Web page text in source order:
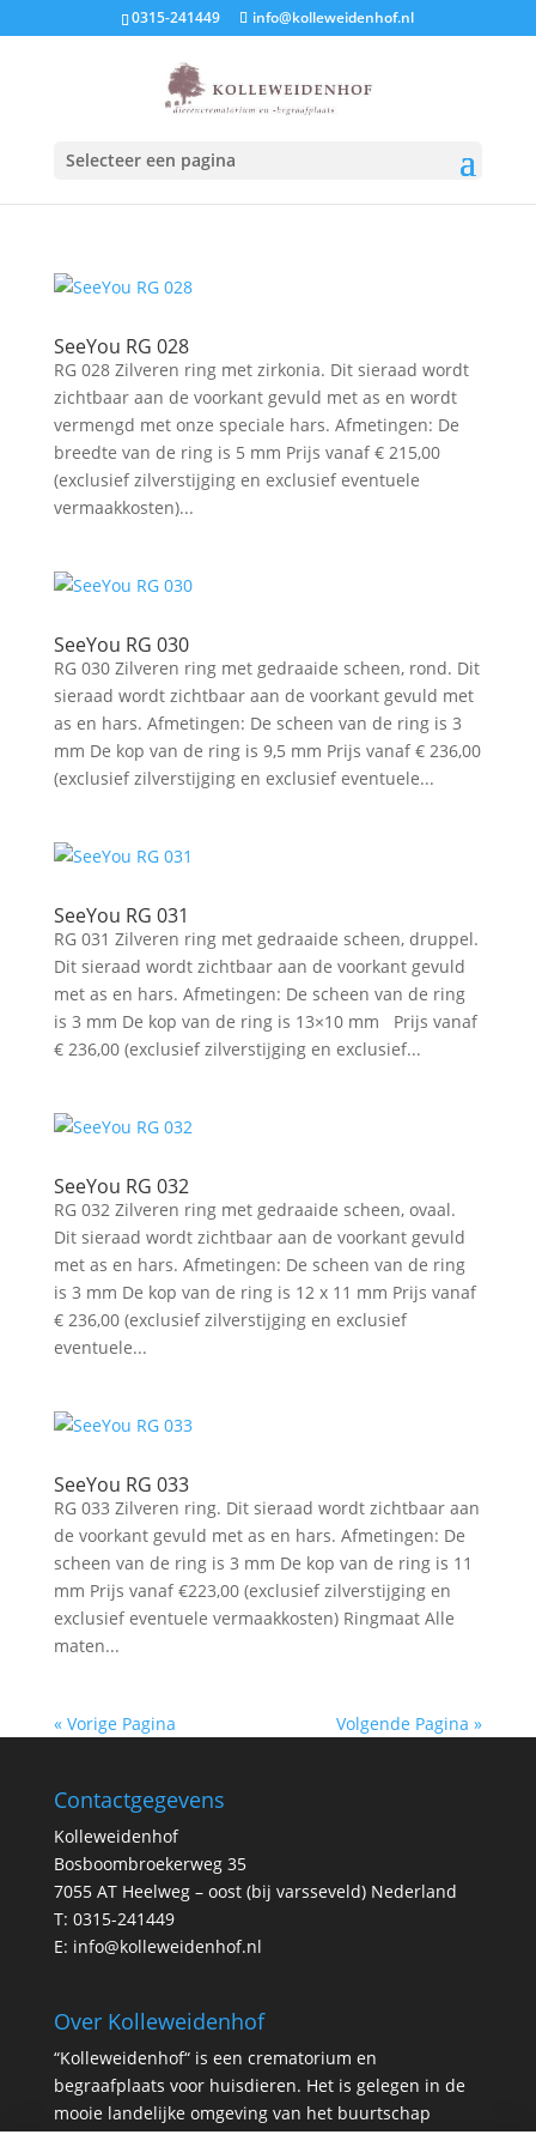
0315-241449 info@kolleweidenhof.nl
Selecteer een pagina
SeeYou RG 028
RG 028 Zilveren ring met zirkonia. Dit sieraad wordt
zichtbaar aan de voorkant gevuld met as en wordt
vermengd met onze speciale hars. Afmetingen: De
breedte van de ring is 5 mm Prijs vanaf € 215,00
(exclusief zilverstijging en exclusief eventuele
vermaakkosten)...
SeeYou RG 030
RG 030 Zilveren ring met gedraaide scheen, rond. Dit
sieraad wordt zichtbaar aan de voorkant gevuld met
as en hars. Afmetingen: De scheen van de ring is 3
mm De kop van de ring is 9,5 mm Prijs vanaf € 236,00
(exclusief zilverstijging en exclusief eventuele...
SeeYou RG 031
RG 031 Zilveren ring met gedraaide scheen, druppel.
Dit sieraad wordt zichtbaar aan de voorkant gevuld
met as en hars. Afmetingen: De scheen van de ring
is 3 mm De kop van de ring is 13×10 mm Prijs vanaf
€ 236,00 (exclusief zilverstijging en exclusief...
SeeYou RG 032
RG 032 Zilveren ring met gedraaide scheen, ovaal.
Dit sieraad wordt zichtbaar aan de voorkant gevuld
met as en hars. Afmetingen: De scheen van de ring
is 3 mm De kop van de ring is 12 x 11 mm Prijs vanaf
€ 236,00 (exclusief zilverstijging en exclusief
eventuele...
SeeYou RG 033
RG 033 Zilveren ring. Dit sieraad wordt zichtbaar aan
de voorkant gevuld met as en hars. Afmetingen: De
scheen van de ring is 3 mm De kop van de ring is 11
mm Prijs vanaf €223,00 (exclusief zilverstijging en
exclusief eventuele vermaakkosten) Ringmaat Alle
maten...
« Vorige Pagina Volgende Pagina »
Contactgegevens
Kolleweidenhof
Bosboombroekerweg 35
7055 AT Heelweg – oost (bij varsseveld) Nederland
T: 0315-241449
E: info@kolleweidenhof.nl
Over Kolleweidenhof
“Kolleweidenhof“ is een crematorium en
begraafplaats voor huisdieren. Het is gelegen in de
mooie landelijke omgeving van het buurtschap
Heelweg vlakbij Varsseveld. Het gebouw bevat naast